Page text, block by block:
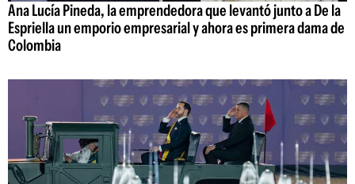
Ana Lucía Pineda, la emprendedora que levantó junto a De la
Espriella un emporio empresarial y ahora es primera dama de
Colombia